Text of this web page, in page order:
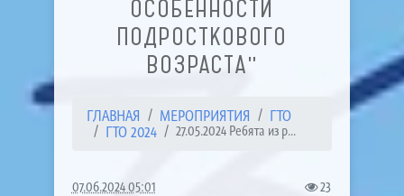
ОСОБЕННОСТИ
ПОДРОСТКОВОГО
ВОЗРАСТА"
ГЛАВНАЯ МЕРОПРИЯТИЯ
ГТО
ГТО 2024
27.05.2024 Ребята из р...
07.06.2024 05:01 23